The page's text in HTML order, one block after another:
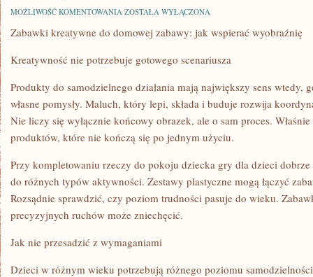
MOŻLIWOŚĆ KOMENTOWANIA JAK
ZABAWKI
ZOSTAŁA WYŁĄCZONA
Zabawki kreatywne do domowej zabawy: jak wspierać wyobraźnię
Kreatywność nie potrzebuje gotowego scenariusza
Produkty do samodzielnego działania mają największy sens wtedy,
własne pomysły. Maluch, który lepi, składa i buduje rozwija
Nie liczy się wyłącznie końcowy obrazek, ale o sam proces.
produktów, które nie kończą się po jednym użyciu.
Przy kompletowaniu rzeczy do pokoju dziecka gry dla dzieci
do różnych typów aktywności. Zestawy plastyczne mogą łączyć
Rozsądnie sprawdzić, czy poziom trudności pasuje do wieku.
precyzyjnych ruchów może zniechęcić.
Jak nie przesadzić z wymaganiami
Dzieci w różnym wieku potrzebują różnego poziomu